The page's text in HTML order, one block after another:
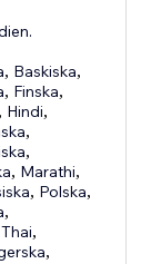
, Baskiska,
, Finska,
, Hindi,
,
,
, Marathi,
, Polska,
,
Thai,
,